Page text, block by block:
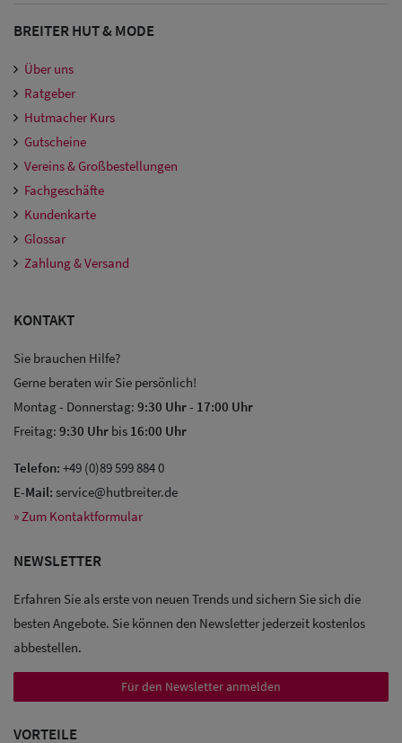
Sale: Caps
Sale:
Caps
Sale: Army
Sale:
Trucker
Caps
BREITER HUT & MODE
Über uns
Ratgeber
Hutmacher Kurs
Gutscheine
Vereins & Großbestellungen
Fachgeschäfte
Kundenkarte
Glossar
Zahlung & Versand
KONTAKT
Sie brauchen Hilfe?
Gerne beraten wir Sie persönlich!
Montag - Donnerstag: 9:30 Uhr- 17:00 Uhr
Freitag: 9:30 Uhr bis 16:00 Uhr
Telefon: +49 (0)89 599 884 0
E-Mail: service@hutbreiter.de
» Zum Kontaktformular
NEWSLETTER
Erfahren Sie als erste von neuen Trends und sichern Sie sich die
besten Angebote. Sie können den Newsletter jederzeit kostenlos
abbestellen.
Für den Newsletter anmelden
VORTEILE